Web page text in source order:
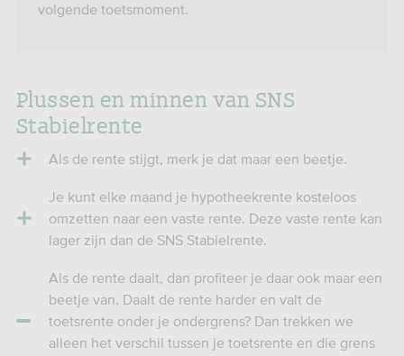
volgende toetsmoment.
Plussen en minnen van SNS
Stabielrente
Als de rente stijgt, merk je dat maar een beetje.
Je kunt elke maand je hypotheekrente kosteloos
omzetten naar een vaste rente. Deze vaste rente kan
lager zijn dan de SNS Stabielrente.
Als de rente daalt, dan profiteer je daar ook maar een
beetje van. Daalt de rente harder en valt de
toetsrente onder je ondergrens? Dan trekken we
alleen het verschil tussen je toetsrente en die grens